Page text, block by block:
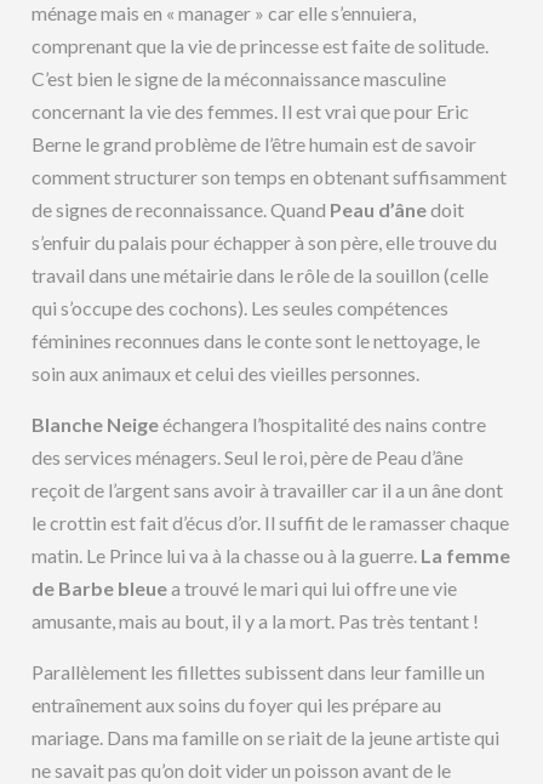
ménage mais en « manager » car elle s’ennuiera,
comprenant que la vie de princesse est faite de solitude.
C’est bien le signe de la méconnaissance masculine
concernant la vie des femmes. Il est vrai que pour Eric
Berne le grand problème de l’être humain est de savoir
comment structurer son temps en obtenant suffisamment
de signes de reconnaissance. Quand Peau d’ânedoit
s’enfuir du palais pour échapper à son père, elle trouve du
travail dans une métairie dans le rôle de la souillon (celle
qui s’occupe des cochons). Les seules compétences
féminines reconnues dans le conte sont le nettoyage, le
soin aux animaux et celui des vieilles personnes.
Blanche Neigeéchangera l’hospitalité des nains contre
des services ménagers. Seul le roi, père de Peau d’âne
reçoit de l’argent sans avoir à travailler car il a un âne dont
le crottin est fait d’écus d’or. Il suffit de le ramasser chaque
matin. Le Prince lui va à la chasse ou à la guerre. La femme
de Barbe bleuea trouvé le mari qui lui offre une vie
amusante, mais au bout, il y a la mort. Pas très tentant !
Parallèlement les fillettes subissent dans leur famille un
entraînement aux soins du foyer qui les prépare au
mariage. Dans ma famille on se riait de la jeune artiste qui
ne savait pas qu’on doit vider un poisson avant de le